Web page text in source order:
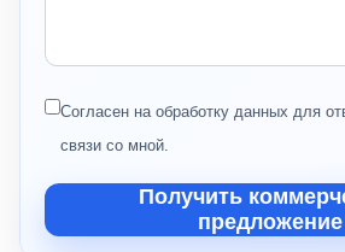
Согласен на обработку данных для
связи со мной.
Получить
предложение